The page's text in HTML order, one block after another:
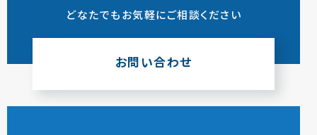
どなたでもお気軽にご相談ください
お問い合わせ